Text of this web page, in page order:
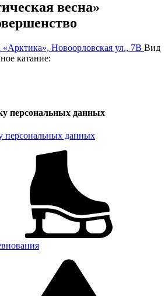
весна»
Новоорловская ул., 7В Вид
катание:
персональных данных
персональных данных